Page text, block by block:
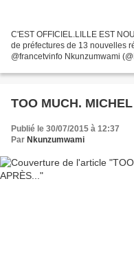
C'EST OFFICIEL.LILLE EST
de préfectures de 13 nouvelles
@francetvinfo Nkunzumwami
TOO MUCH.
Publié le 30/07/2015 à 12:37
Par Nkunzumwami